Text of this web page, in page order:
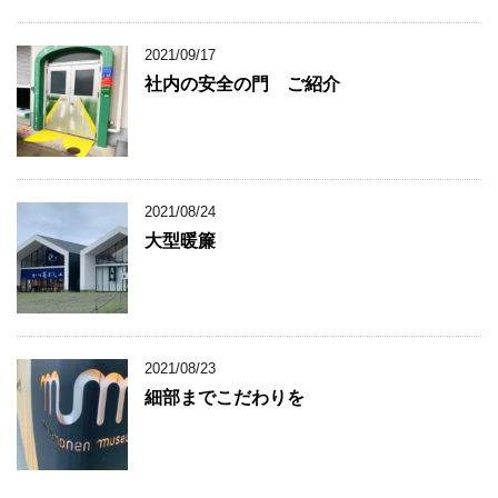
2021/09/17
社内の安全の門 ご紹介
2021/08/24
大型暖簾
2021/08/23
細部までこだわりを